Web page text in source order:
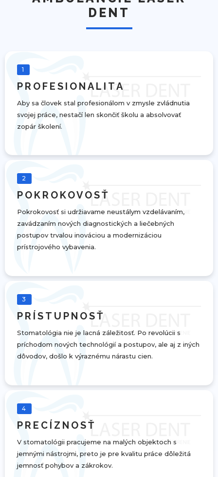
DENT
1
PROFESIONALITA
Aby sa človek stal profesionálom v zmysle zvládnutia
svojej práce, nestačí len skončiť školu a absolvovať
zopár školení.
2
POKROKOVOSŤ
Pokrokovosť si udržiavame neustálym vzdelávaním,
zavádzaním nových diagnostických a liečebných
postupov trvalou inováciou a modernizáciou
prístrojového vybavenia.
3
PRÍSTUPNOSŤ
Stomatológia nie je lacná záležitosť. Po revolúcii s
príchodom nových technológií a postupov, ale aj z iných
dôvodov, došlo k výraznému nárastu cien.
4
PRECÍZNOSŤ
V stomatológii pracujeme na malých objektoch s
jemnými nástrojmi, preto je pre kvalitu práce dôležitá
jemnosť pohybov a zákrokov.